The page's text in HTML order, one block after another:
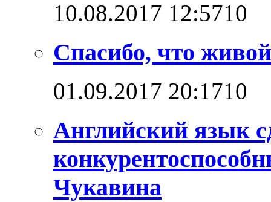
10.08.2017 12:5710
Спасибо, что живой
01.09.2017 20:1710
Английский язык
Чукавина